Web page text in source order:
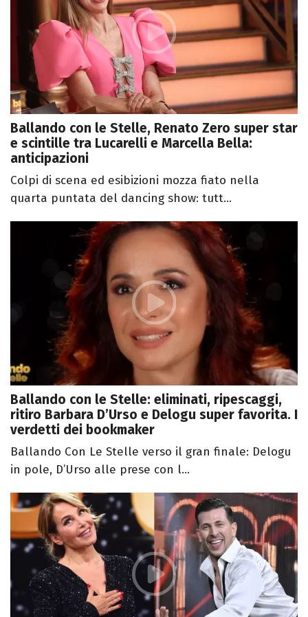
Ballando con le Stelle, Renato Zero super star
e scintille tra Lucarelli e Marcella Bella:
anticipazioni
Colpi di scena ed esibizioni mozza fiato nella
quarta puntata del dancing show: tutt...
Ballando con le Stelle: eliminati, ripescaggi,
ritiro Barbara D’Urso e Delogu super favorita. I
verdetti dei bookmaker
Ballando Con Le Stelle verso il gran finale: Delogu
in pole, D’Urso alle prese con l...